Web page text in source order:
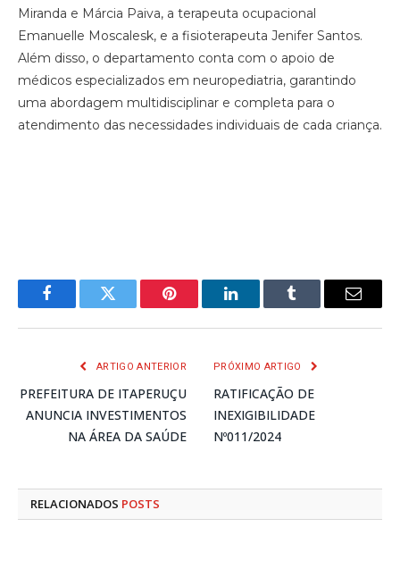
Miranda e Márcia Paiva, a terapeuta ocupacional
Emanuelle Moscalesk, e a fisioterapeuta Jenifer Santos.
Além disso, o departamento conta com o apoio de
médicos especializados em neuropediatria, garantindo
uma abordagem multidisciplinar e completa para o
atendimento das necessidades individuais de cada criança.
FacebookTwitter Pinterest LinkedInTumblr
E-
ARTIGO ANTERIOR
PREFEITURA DE ITAPERUÇU
ANUNCIA INVESTIMENTOS
NA ÁREA DA SAÚDE
PRÓXIMO ARTIGO
RATIFICAÇÃO DE
INEXIGIBILIDADE
Nº011/2024
RELACIONADOS POSTS